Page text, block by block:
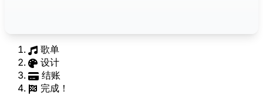
歌单
设计
结账
完成！